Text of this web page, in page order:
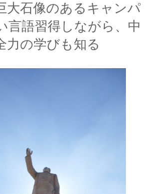
大石像のあるキャンパ
言語習得しながら、中
力の学びも知る